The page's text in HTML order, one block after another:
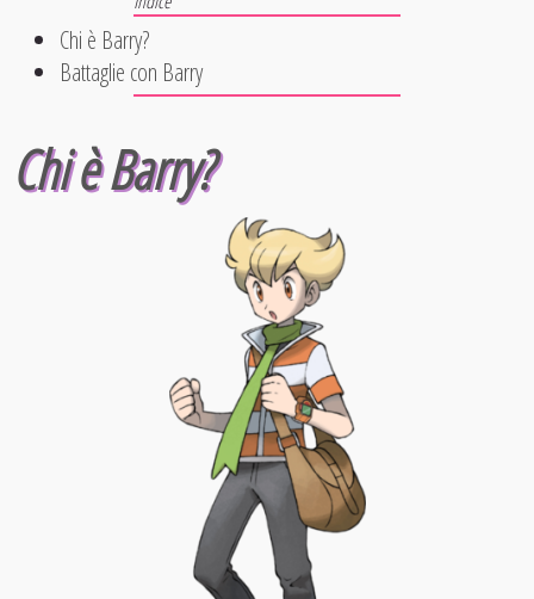
Chi è Barry?
Battaglie con Barry
Chi è Barry?